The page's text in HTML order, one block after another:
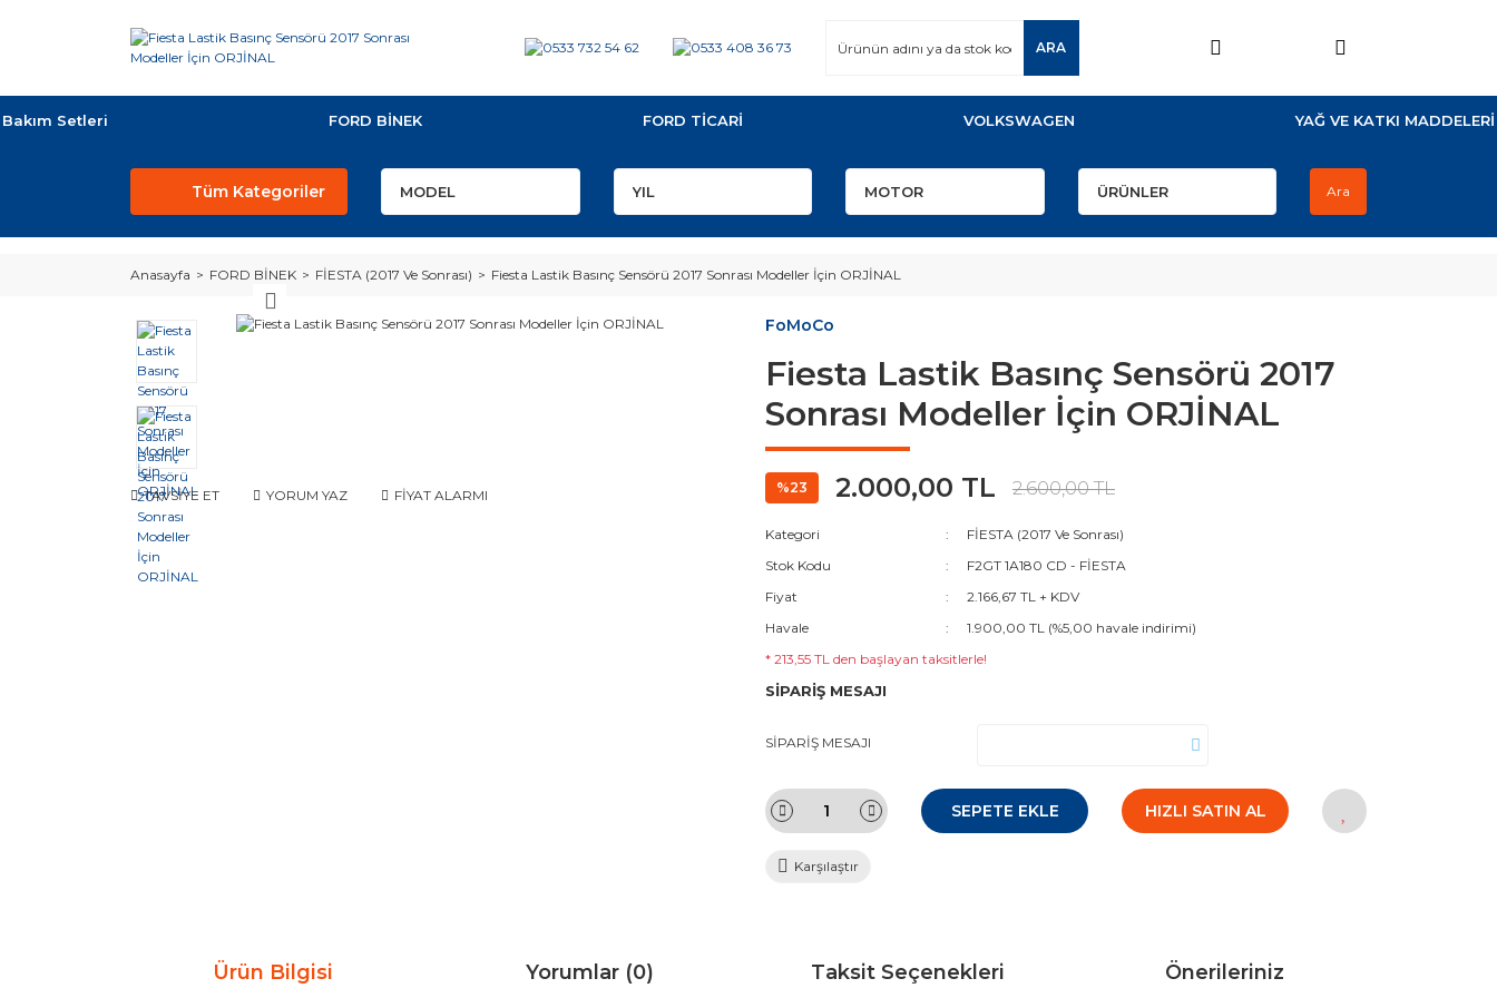
ARA
Bakım Setleri FORD BİNEK FORD TİCARİ VOLKSWAGEN YAĞ VE KATKI MADDELERİ
Tüm Kategoriler Ara
Anasayfa FORD BİNEK FİESTA (2017 Ve Sonrası) Fiesta Lastik Basınç Sensörü 2017 Sonrası Modeller İçin ORJİNAL
TAVSİYE ET YORUM YAZ FİYAT ALARMI
FoMoCo
Fiesta Lastik Basınç Sensörü 2017
Sonrası Modeller İçin ORJİNAL
%23 2.000,00 TL 2.600,00 TL
Kategori
FİESTA (2017 Ve Sonrası)
Stok Kodu
F2GT 1A180 CD - FİESTA
Fiyat
2.166,67 TL + KDV
Havale
1.900,00 TL (%5,00 havale indirimi)
* 213,55 TL den başlayan taksitlerle!
SİPARİŞ MESAJI
SİPARİŞ MESAJI
SEPETE EKLE HIZLI SATIN AL
Karşılaştır
Ürün Bilgisi Yorumlar (0) Taksit Seçenekleri Önerileriniz